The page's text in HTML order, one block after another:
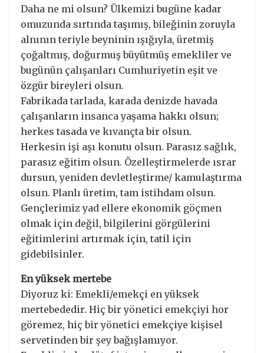
Daha ne mi olsun? Ülkemizi bugüne kadar
omuzunda sırtında taşımış, bileğinin zoruyla
alnının teriyle beyninin ışığıyla, üretmiş
çoğaltmış, doğurmuş büyütmüş emekliler ve
bugünün çalışanları Cumhuriyetin eşit ve
özgür bireyleri olsun.
Fabrikada tarlada, karada denizde havada
çalışanların insanca yaşama hakkı olsun;
herkes tasada ve kıvançta bir olsun.
Herkesin işi aşı konutu olsun. Parasız sağlık,
parasız eğitim olsun. Özelleştirmelerde ısrar
dursun, yeniden devletleştirme/ kamulaştırma
olsun. Planlı üretim, tam istihdam olsun.
Gençlerimiz yad ellere ekonomik göçmen
olmak için değil, bilgilerini görgülerini
eğitimlerini artırmak için, tatil için
gidebilsinler.
En yüksek mertebe
Diyoruz ki: Emekli/emekçi en yüksek
mertebededir. Hiç bir yönetici emekçiyi hor
göremez, hiç bir yönetici emekçiye kişisel
servetinden bir şey bağışlamıyor.